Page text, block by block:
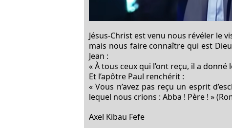
Jésus-Christ est venu nous révéler le
mais nous faire connaîtrequi est Dieu
Jean :
« À tous ceux qui l’ont reçu, il a
Et l’apôtre Paul renchérit :
« Vous n’avez pas reçu un esprit
lequel nous crions : Abba ! Père ! »
Axel Kibau Fefe